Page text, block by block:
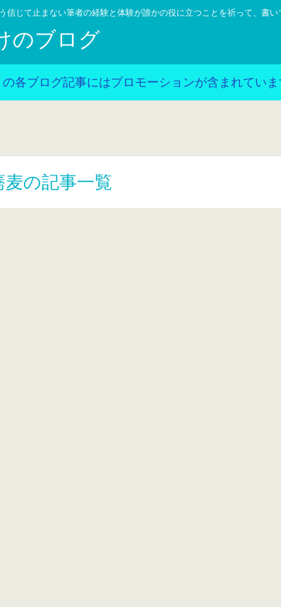
じて止まない筆者の経験と体験が誰かの役に立つことを祈って、書い
のブログ
の各ブログ記事にはプロモーションが含まれていま
の記事一覧